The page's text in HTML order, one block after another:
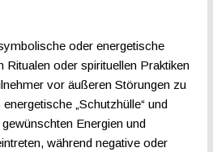
oder energetische
Ritualen oder spirituellen Praktiken
vor äußeren Störungen zu
„Schutzhülle“ und
Energien und
während negative oder